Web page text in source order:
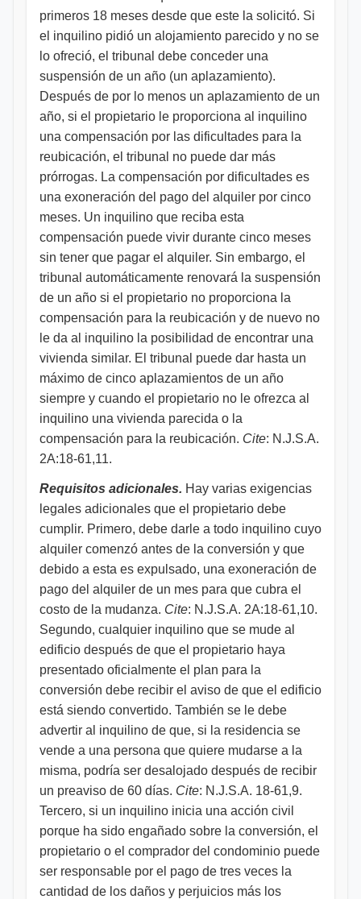
primeros 18 meses desde que este la solicitó. Si
el inquilino pidió un alojamiento parecido y no se
lo ofreció, el tribunal debe conceder una
suspensión de un año (un aplazamiento).
Después de por lo menos un aplazamiento de un
año, si el propietario le proporciona al inquilino
una compensación por las dificultades para la
reubicación, el tribunal no puede dar más
prórrogas. La compensación por dificultades es
una exoneración del pago del alquiler por cinco
meses. Un inquilino que reciba esta
compensación puede vivir durante cinco meses
sin tener que pagar el alquiler. Sin embargo, el
tribunal automáticamente renovará la suspensión
de un año si el propietario no proporciona la
compensación para la reubicación y de nuevo no
le da al inquilino la posibilidad de encontrar una
vivienda similar. El tribunal puede dar hasta un
máximo de cinco aplazamientos de un año
siempre y cuando el propietario no le ofrezca al
inquilino una vivienda parecida o la
compensación para la reubicación. Cite: N.J.S.A.
2A:18-61,11.
Requisitos adicionales. Hay varias exigencias
legales adicionales que el propietario debe
cumplir. Primero, debe darle a todo inquilino cuyo
alquiler comenzó antes de la conversión y que
debido a esta es expulsado, una exoneración de
pago del alquiler de un mes para que cubra el
costo de la mudanza. Cite: N.J.S.A. 2A:18-61,10.
Segundo, cualquier inquilino que se mude al
edificio después de que el propietario haya
presentado oficialmente el plan para la
conversión debe recibir el aviso de que el edificio
está siendo convertido. También se le debe
advertir al inquilino de que, si la residencia se
vende a una persona que quiere mudarse a la
misma, podría ser desalojado después de recibir
un preaviso de 60 días. Cite: N.J.S.A. 18-61,9.
Tercero, si un inquilino inicia una acción civil
porque ha sido engañado sobre la conversión, el
propietario o el comprador del condominio puede
ser responsable por el pago de tres veces la
cantidad de los daños y perjuicios más los